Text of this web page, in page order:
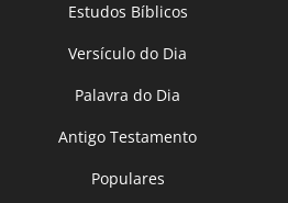
Estudos Bíblicos
Versículo do Dia
Palavra do Dia
Antigo Testamento
Populares